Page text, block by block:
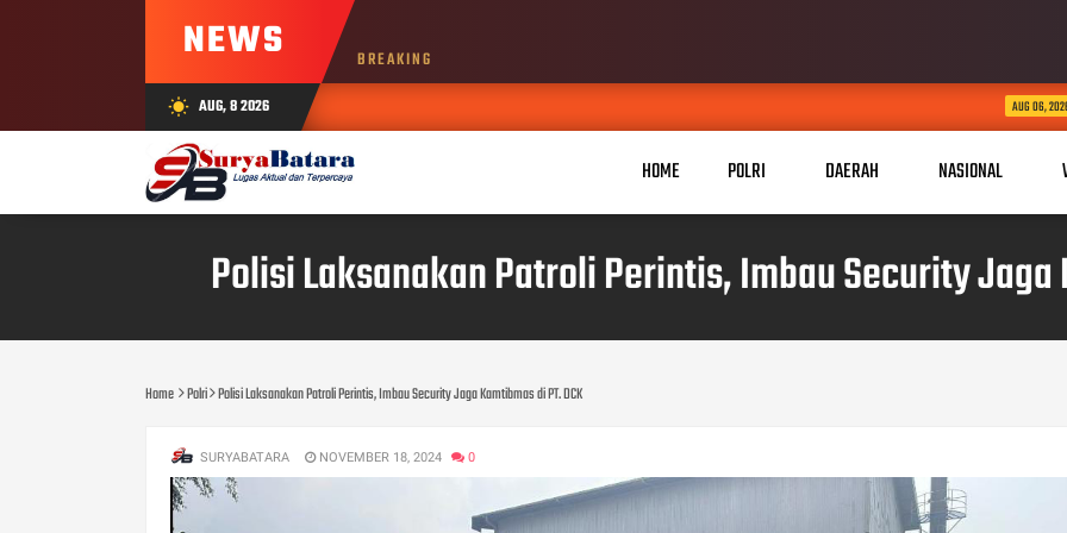
NEWS BREAKING
wb_sunny AUG, 8 2026 KABID HUMAS POLDA
HOME POLRI DAERAH NASIONAL
Polisi Laksanakan Patroli Perintis, Imbau Security Jaga
Home Polri Polisi Laksanakan Patroli Perintis, Imbau Security Jaga Kamtibmas di PT. DCK
SURYABATARA NOVEMBER 18, 2024 0